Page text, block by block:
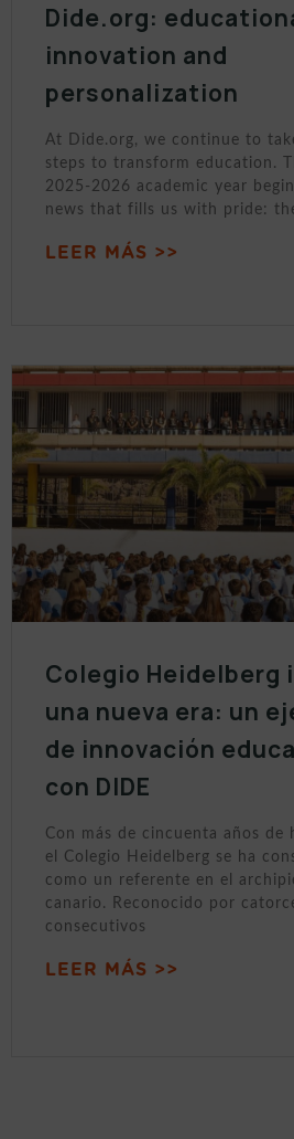
Dide.org:
innovation and
personalization
At Dide.org, we continue to
steps to transform education.
2025-2026 academic year
news that fills us with pride:
LEER MÁS >>
Colegio Heidelberg
una nueva era: un
de innovación
con DIDE
Con más de cincuenta años de
el Colegio Heidelberg se ha
como un referente en el
canario. Reconocido por
consecutivos
LEER MÁS >>